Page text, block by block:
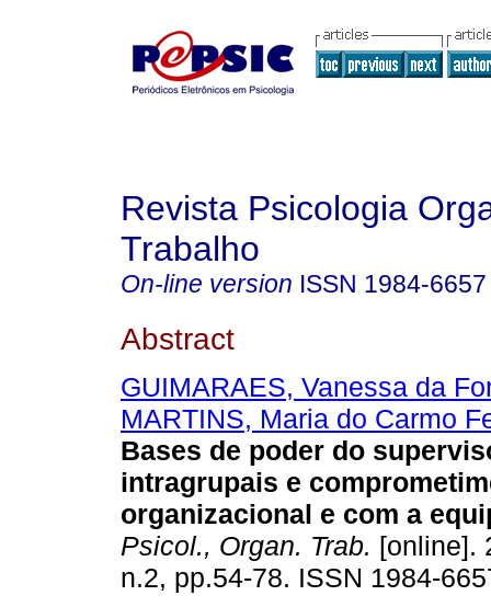
Revista Psicologia
Trabalho
On-line version ISSN 1984-6657
Abstract
GUIMARAES, Vanessa da
MARTINS, Maria do Carmo
Bases de poder do
intragrupais e
organizacional e com a
Psicol., Organ. Trab. [online].
n.2, pp.54-78. ISSN 1984-